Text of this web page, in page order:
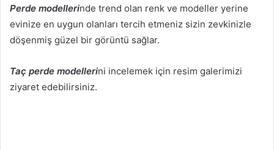
Perde modellerinde trend olan renk ve modeller yerine
evinize en uygun olanları tercih etmeniz sizin zevkinizle
döşenmiş güzel bir görüntü sağlar.
Taç perde modellerini incelemek için resim galerimizi
ziyaret edebilirsiniz.